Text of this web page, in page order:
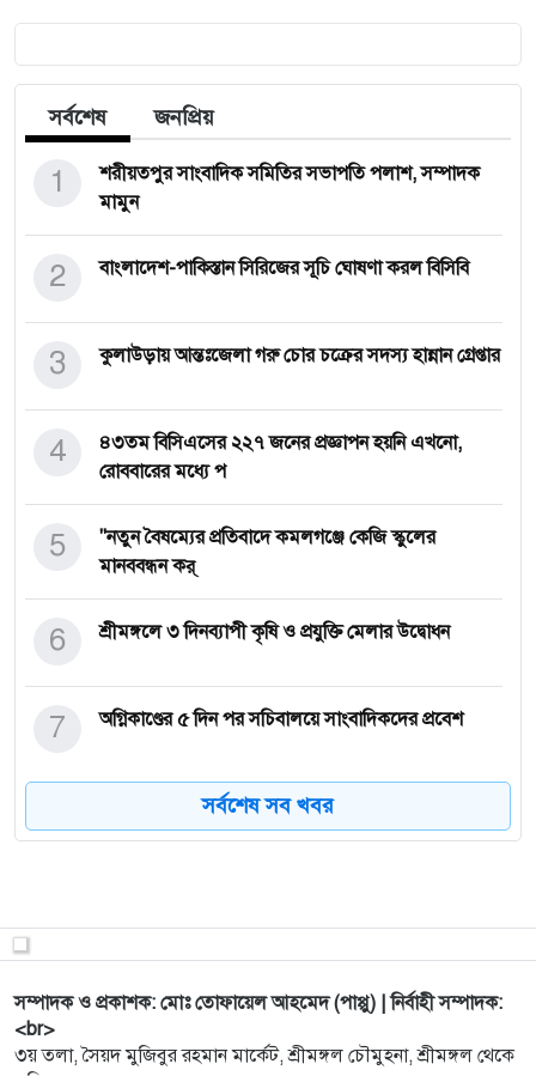
সর্বশেষ জনপ্রিয়
শরীয়তপুর সাংবাদিক সমিতির সভাপতি পলাশ, সম্পাদক
মামুন
1
বাংলাদেশ-পাকিস্তান সিরিজের সূচি ঘোষণা করল বিসিবি
2
কুলাউড়ায় আন্তঃজেলা গরু চোর চক্রের সদস্য হান্নান গ্রেপ্তার
3
৪৩তম বিসিএসের ২২৭ জনের প্রজ্ঞাপন হয়নি এখনো,
রোববারের মধ্যে প
4
"নতুন বৈষম্যের প্রতিবাদে কমলগঞ্জে কেজি স্কুলের
মানববন্ধন কর্
5
শ্রীমঙ্গলে ৩ দিনব্যাপী কৃষি ও প্রযুক্তি মেলার উদ্বোধন
6
অগ্নিকাণ্ডের ৫ দিন পর সচিবালয়ে সাংবাদিকদের প্রবেশ
7
চ্যানেল আই অনলাইনে সাংবাদিক পলাশ চৌধুরীর শতাধিক
রিপোর্ট: সংস
শ্রীমঙ্গলে ছাত্রদলের বৃক্ষরোপণ কর্মসূচি অনুষ্ঠিত
10
সর্বশেষ সব খবর
সম্পাদক ও প্রকাশক: মোঃ তোফায়েল আহমেদ (পাপ্পু) | নির্বাহী সম্পাদক:
<br>
৩য় তলা, সৈয়দ মুজিবুর রহমান মার্কেট, শ্রীমঙ্গল চৌমুহনা, শ্রীমঙ্গল থেকে